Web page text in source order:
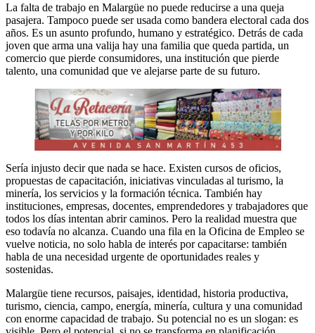
La falta de trabajo en Malargüe no puede reducirse a una queja
pasajera. Tampoco puede ser usada como bandera electoral cada dos
años. Es un asunto profundo, humano y estratégico. Detrás de cada
joven que arma una valija hay una familia que queda partida, un
comercio que pierde consumidores, una institución que pierde
talento, una comunidad que ve alejarse parte de su futuro.
Sería injusto decir que nada se hace. Existen cursos de oficios,
propuestas de capacitación, iniciativas vinculadas al turismo, la
minería, los servicios y la formación técnica. También hay
instituciones, empresas, docentes, emprendedores y trabajadores que
todos los días intentan abrir caminos. Pero la realidad muestra que
eso todavía no alcanza. Cuando una fila en la Oficina de Empleo se
vuelve noticia, no solo habla de interés por capacitarse: también
habla de una necesidad urgente de oportunidades reales y
sostenidas.
Malargüe tiene recursos, paisajes, identidad, historia productiva,
turismo, ciencia, campo, energía, minería, cultura y una comunidad
con enorme capacidad de trabajo. Su potencial no es un slogan: es